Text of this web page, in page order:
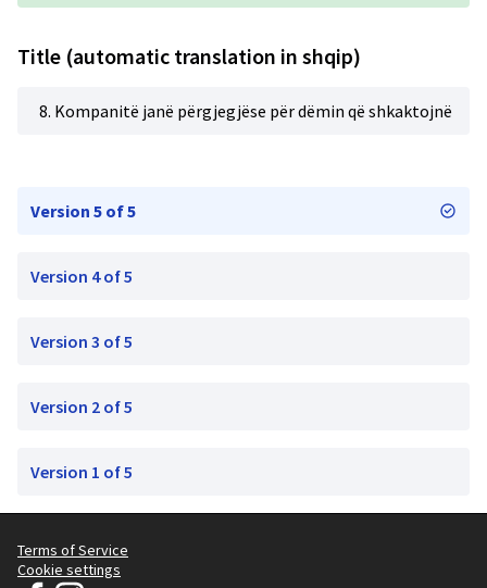
Title (automatic translation in shqip)
8. Kompanitë janë përgjegjëse për dëmin që shkaktojnë
Version 5 of 5
Version 4 of 5
Version 3 of 5
Version 2 of 5
Version 1 of 5
Terms of Service
Cookie settings